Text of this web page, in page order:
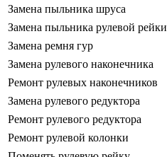
Замена пыльника шруса
Замена пыльника рулевой рейки
Замена ремня гур
Замена рулевого наконечника
Ремонт рулевых наконечников
Замена рулевого редуктора
Ремонт рулевого редуктора
Ремонт рулевой колонки